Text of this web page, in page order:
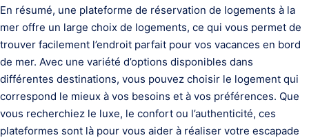
En résumé, une plateforme de réservation de logements à la
mer offre un large choix de logements, ce qui vous permet de
trouver facilement l’endroit parfait pour vos vacances en bord
de mer. Avec une variété d’options disponibles dans
différentes destinations, vous pouvez choisir le logement qui
correspond le mieux à vos besoins et à vos préférences. Que
vous recherchiez le luxe, le confort ou l’authenticité, ces
plateformes sont là pour vous aider à réaliser votre escapade